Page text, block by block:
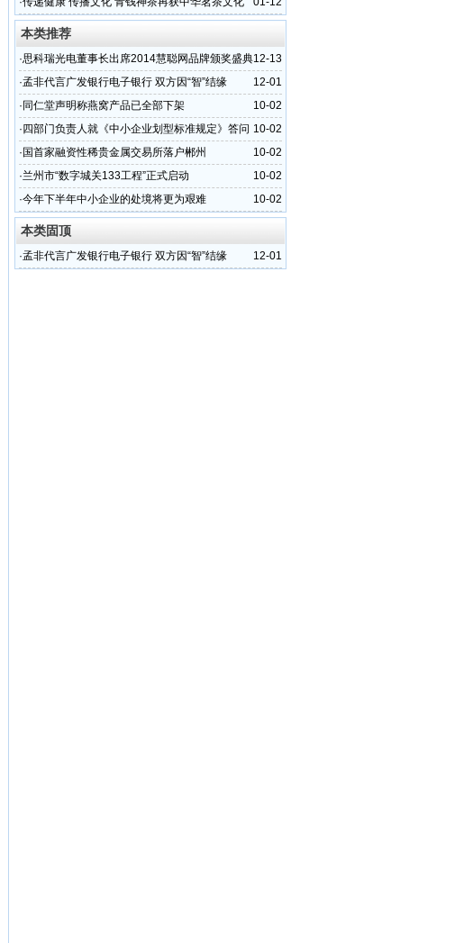
奖
本类推荐
12-13
·思科瑞光电董事长出席2014慧聪网品牌颁奖盛典
（组图）
12-01
·孟非代言广发银行电子银行 双方因“智”结缘
10-02
· 同仁堂声明称燕窝产品已全部下架
10-02
· 四部门负责人就《中小企业划型标准规定》答问
10-02
· 国首家融资性稀贵金属交易所落户郴州
10-02
·兰州市“数字城关133工程”正式启动
10-02
·今年下半年中小企业的处境将更为艰难
本类固顶
12-01
·孟非代言广发银行电子银行 双方因“智”结缘